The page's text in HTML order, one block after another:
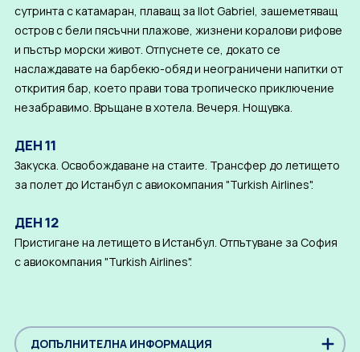
сутринта с катамаран, плаващ за Ilot Gabriel, зашеметяващ
остров с бели пясъчни плажове, жизнени коралови рифове
и пъстър морски живот. Отпуснете се, докато се
наслаждавате на барбекю-обяд и неограничени напитки от
открития бар, което прави това тропическо приключение
незабравимо. Връщане в хотела. Вечеря. Нощувка.
ДЕН 11
Закуска. Освобождаване на стаите. Трансфер до летището
за полет до Истанбул с авиокомпания "Turkish Airlines".
ДЕН 12
Пристигане на летището в Истанбул. Отпътуване за София
с авиокомпания "Turkish Airlines".
ДОПЪЛНИТЕЛНА ИНФОРМАЦИЯ